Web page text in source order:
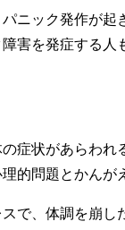
ニック発作が起
害を発症する人
症状があらわれ
的問題とかんが
で、体調を崩し